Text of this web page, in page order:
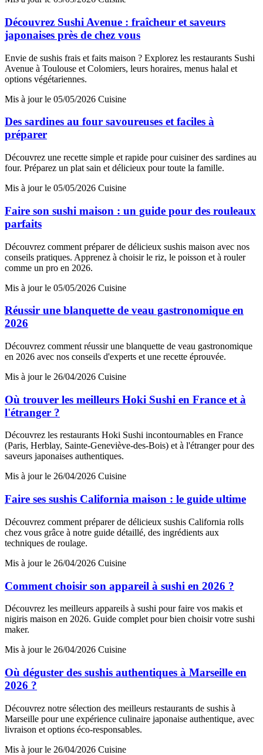
Découvrez Sushi Avenue : fraîcheur et saveurs
japonaises près de chez vous
Envie de sushis frais et faits maison ? Explorez les restaurants Sushi
Avenue à Toulouse et Colomiers, leurs horaires, menus halal et
options végétariennes.
Mis à jour le 05/05/2026 Cuisine
Des sardines au four savoureuses et faciles à
préparer
Découvrez une recette simple et rapide pour cuisiner des sardines au
four. Préparez un plat sain et délicieux pour toute la famille.
Mis à jour le 05/05/2026 Cuisine
Faire son sushi maison : un guide pour des rouleaux
parfaits
Découvrez comment préparer de délicieux sushis maison avec nos
conseils pratiques. Apprenez à choisir le riz, le poisson et à rouler
comme un pro en 2026.
Mis à jour le 05/05/2026 Cuisine
Réussir une blanquette de veau gastronomique en
2026
Découvrez comment réussir une blanquette de veau gastronomique
en 2026 avec nos conseils d'experts et une recette éprouvée.
Mis à jour le 26/04/2026 Cuisine
Où trouver les meilleurs Hoki Sushi en France et à
l'étranger ?
Découvrez les restaurants Hoki Sushi incontournables en France
(Paris, Herblay, Sainte-Geneviève-des-Bois) et à l'étranger pour des
saveurs japonaises authentiques.
Mis à jour le 26/04/2026 Cuisine
Faire ses sushis California maison : le guide ultime
Découvrez comment préparer de délicieux sushis California rolls
chez vous grâce à notre guide détaillé, des ingrédients aux
techniques de roulage.
Mis à jour le 26/04/2026 Cuisine
Comment choisir son appareil à sushi en 2026 ?
Découvrez les meilleurs appareils à sushi pour faire vos makis et
nigiris maison en 2026. Guide complet pour bien choisir votre sushi
maker.
Mis à jour le 26/04/2026 Cuisine
Où déguster des sushis authentiques à Marseille en
2026 ?
Découvrez notre sélection des meilleurs restaurants de sushis à
Marseille pour une expérience culinaire japonaise authentique, avec
livraison et options éco-responsables.
Mis à jour le 26/04/2026 Cuisine